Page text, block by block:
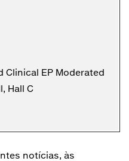
Clinical EP Moderated
Hall C
notícias, às